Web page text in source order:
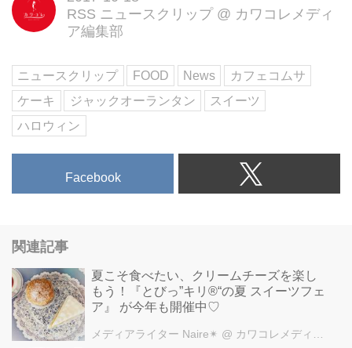
ームのベースにあしらったケー
たパイが見た目と食感のアクセン
トになっています。
一目でハロウィンらしさが伝わる
※店舗により使用している素材、
価格、展開期間、デザインが異な
ります。
RSS ニュースクリップ @ カワコレメディ
ア編集部
ニュースクリップ FOOD News
カフェコムサ
ケーキ
ジャックオーランタン
スイーツ
ハロウィン
Facebook
関連記事
夏こそ食べたい、クリームチーズを楽し
もう！『とびっ”キリ®“の夏 スイーツフェ
ア』 が今年も開催中♡
メディアライター Naire✴︎ @ カワコレメディア編集部